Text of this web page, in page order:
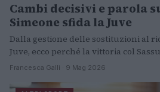
Cambi decisivi e parola
Simeone sfida la Juve
Dalla gestione delle sostituzioni al
Juve, ecco perché la vittoria col
Francesca Galli · 9 Mag 2026